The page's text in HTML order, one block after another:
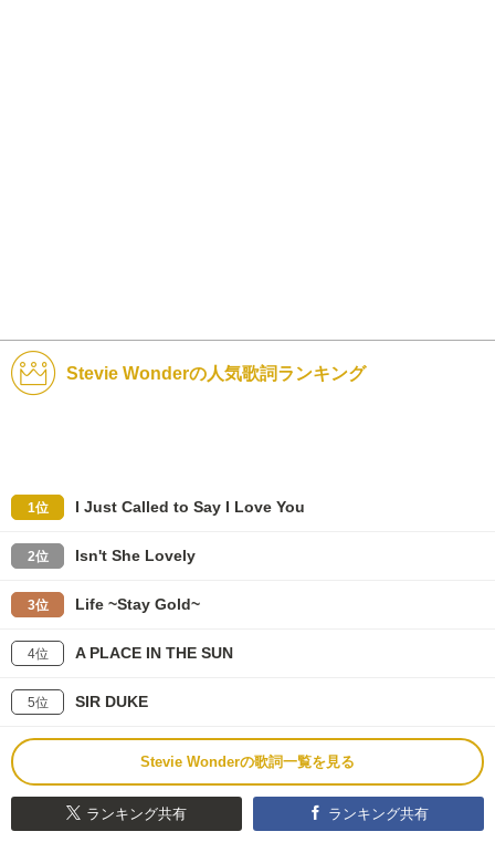
Stevie Wonderの人気歌詞ランキング
1位 I Just Called to Say I Love You
2位 Isn't She Lovely
3位 Life ~Stay Gold~
4位 A PLACE IN THE SUN
5位 SIR DUKE
Stevie Wonderの歌詞一覧を見る
ランキング共有 ランキング共有